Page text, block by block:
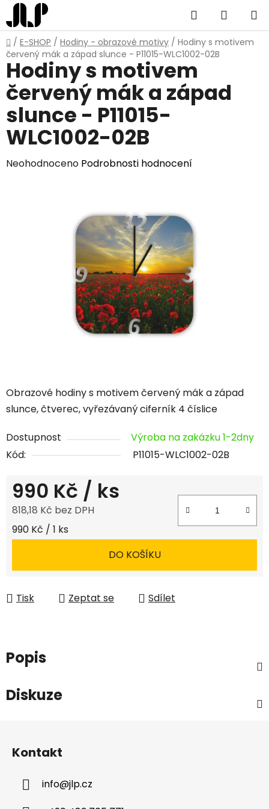
Přejít
na
obsah
Hledat
KOŠÍK
Domů
/ E-SHOP / Hodiny - obrazové motivy / Hodiny s motivem
červený mák a západ slunce - P11015-WLC1002-02B
Obrazové hodiny s motivem červený mák a západ
slunce, čtverec, vyřezávaný ciferník 4 číslice
Dostupnost
Výroba na zakázku 1-2dny
Kód:
P11015-WLC1002-02B
990 Kč / ks
818,18 Kč bez DPH
Měrná cena:
990 Kč / 1 ks
DO KOŠÍKU
Tisk Zeptat se Sdílet
Hodiny s motivem
červený mák a západ
slunce - P11015-
WLC1002-02B
Průměrné
Neohodnoceno Podrobnosti hodnocení
Popis
Diskuze
Kontakt
info@jlp.cz